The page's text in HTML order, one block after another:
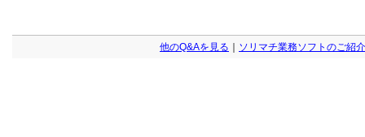
他のQ&Aを見る ソリマチ業務ソフトのご紹介